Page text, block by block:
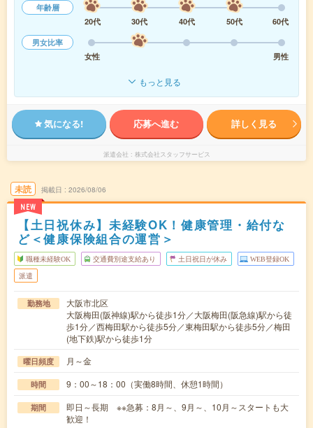
年齢層
20代
30代 40代 50代
60代
男女比率
女性
男性
もっと見る
気になる! 応募へ進む 詳しく見る
派遣会社 株式会社スタッフサービス
未読
NEW
掲載日 2026/08/06
【土日祝休み】未経験OK！健康管理・給付な
ど＜健康保険組合の運営＞
職種未経験OK 交通費別途支給あり 土日祝日が休み WEB登録OK
派遣
勤務地
大阪市北区
大阪梅田(阪神線)駅から徒歩1分／大阪梅田(阪急線)駅から徒
歩1分／西梅田駅から徒歩5分／東梅田駅から徒歩5分／梅田
(地下鉄)駅から徒歩1分
曜日頻度 月～金
時間 9：00～18：00（実働8時間、休憩1時間）
期間
即日～長期 ※※急募：8月～、9月～、10月～スタートも大
歓迎！